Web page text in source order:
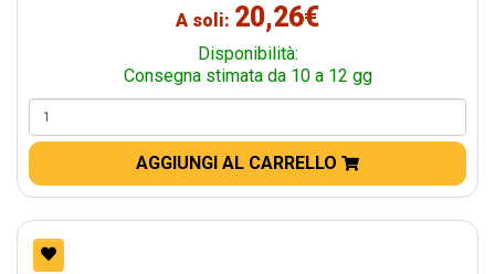
A soli: 20,26€
Disponibilità:
Consegna stimata da 10 a 12 gg
AGGIUNGI AL CARRELLO